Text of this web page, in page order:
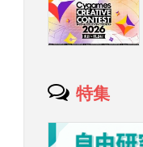
特集